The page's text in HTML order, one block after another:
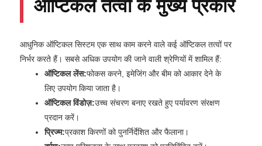
ऑप्टिकल तत्वों के मुख्य प्रकार
आधुनिक ऑप्टिकल सिस्टम एक साथ काम करने वाले कई ऑप्टिकल तत्वों पर
निर्भर करते हैं। सबसे अधिक उपयोग की जाने वाली श्रेणियों में शामिल हैं:
ऑप्टिकल लेंस:फोकस करने, इमेजिंग और बीम को आकार देने के
लिए उपयोग किया जाता है।
ऑप्टिकल विंडोज़:उच्च संचरण बनाए रखते हुए पर्यावरण संरक्षण
प्रदान करें।
प्रिज्म:प्रकाश किरणों को पुनर्निर्देशित और फैलाना।